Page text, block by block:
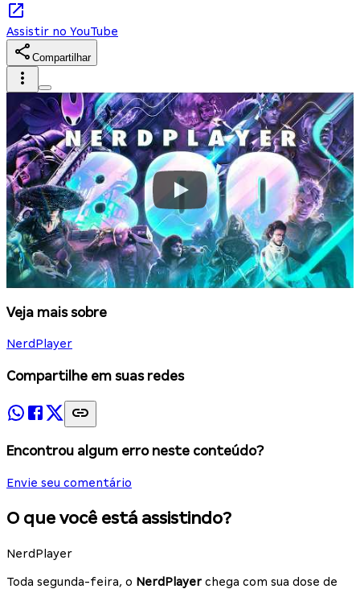
Assistir no YouTube
Compartilhar
Veja mais sobre
NerdPlayer
Compartilhe em suas redes
Encontrou algum erro neste conteúdo?
Envie seu comentário
O que você está assistindo?
NerdPlayer
Toda segunda-feira, o NerdPlayer chega com sua dose de